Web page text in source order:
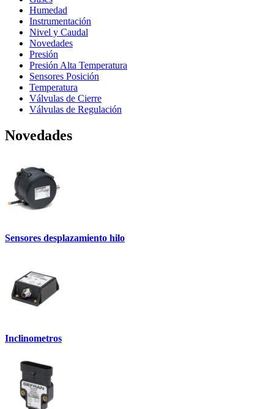
Humedad
Instrumentación
Nivel y Caudal
Novedades
Presión
Presión Alta Temperatura
Sensores Posición
Temperatura
Válvulas de Cierre
Válvulas de Regulación
Novedades
Sensores desplazamiento hilo
Inclinometros